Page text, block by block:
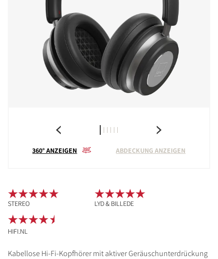
360° ANZEIGEN ABDECKUNG ANZEIGEN
Kabellose Hi-Fi-Kopfhörer mit aktiver Geräuschunterdrückung
STEREO LYD & BILLEDE
HIFI.NL